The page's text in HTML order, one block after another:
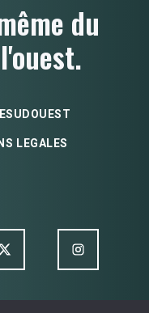
du
LEGALES